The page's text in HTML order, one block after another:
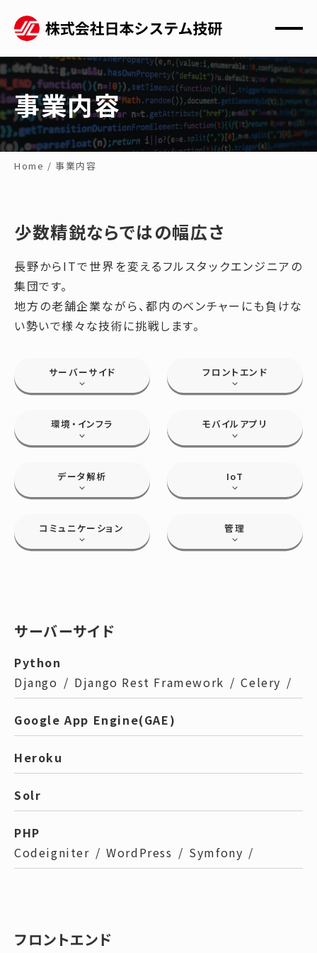
事業内容
Home / 事業内容
少数精鋭ならではの幅広さ
長野からITで世界を変えるフルスタックエンジニアの
集団です。
地方の老舗企業ながら、都内のベンチャーにも負けな
い勢いで様々な技術に挑戦します。
サーバーサイド フロントエンド
環境・インフラ モバイルアプリ
データ解析 IoT
コミュニケーション 管理
サーバーサイド
Python
Django / Django Rest Framework / Celery /
Google App Engine(GAE)
Heroku
Solr
PHP
Codeigniter / WordPress / Symfony /
フロントエンド